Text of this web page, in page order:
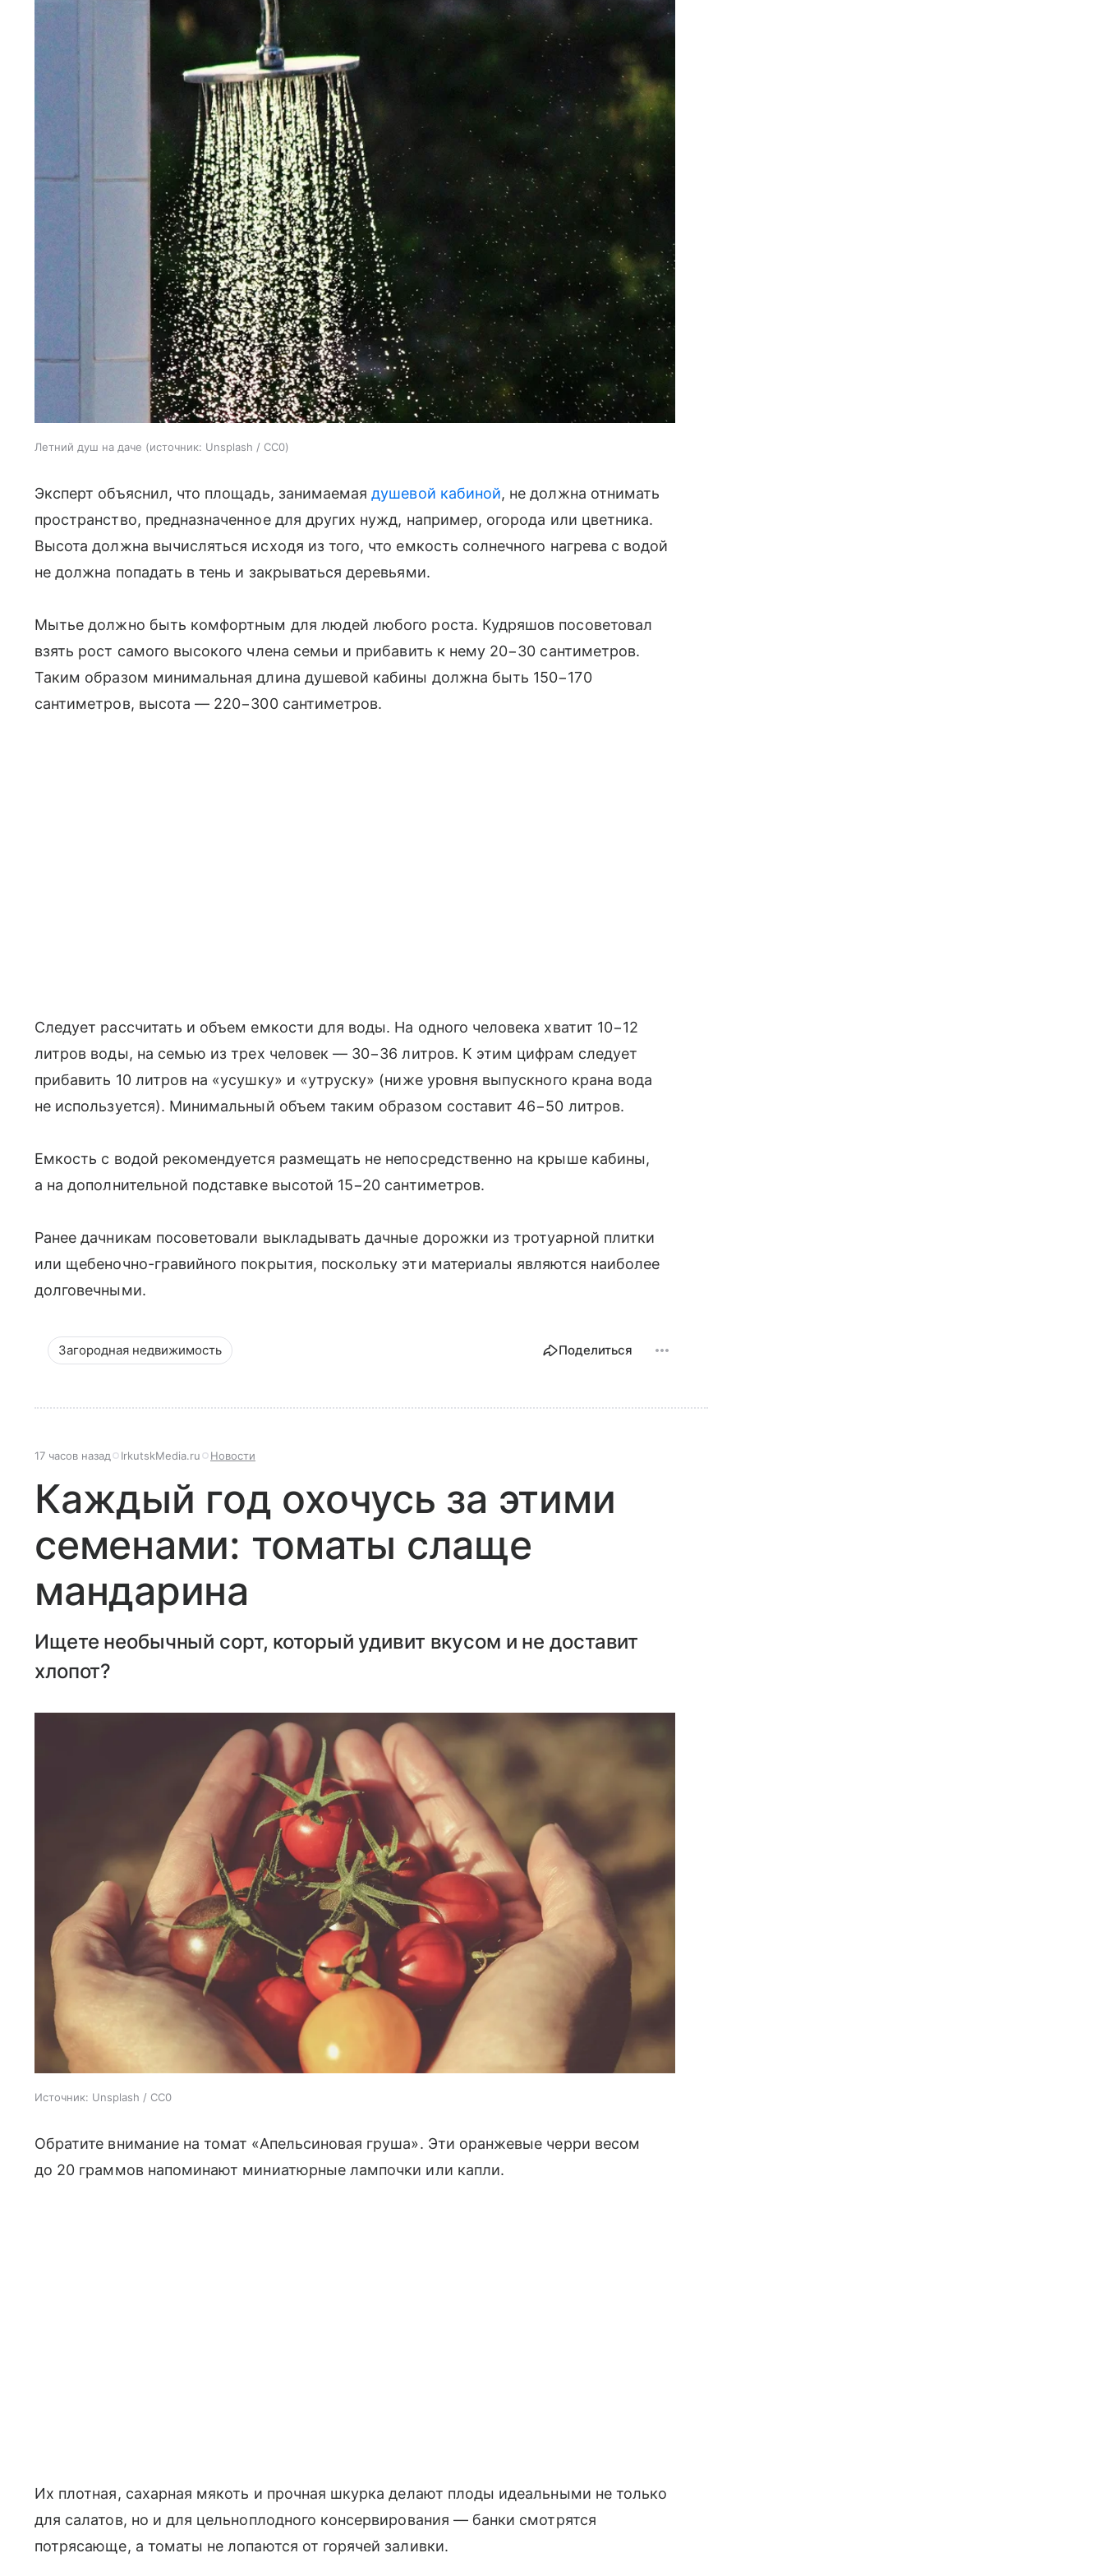
Летний душ на даче источник: Unsplash / CC0
Эксперт объяснил, что площадь, занимаемаядушевой кабиной, не должна отнимать
пространство, предназначенное для других нужд, например, огорода или цветника.
Высота должна вычисляться исходя из того, что емкость солнечного нагрева с водой
не должна попадать в тень и закрываться деревьями.
Мытье должно быть комфортным для людей любого роста. Кудряшов посоветовал
взять рост самого высокого члена семьи и прибавить к нему 20−30 сантиметров.
Таким образом минимальная длина душевой кабины должна быть 150−170
сантиметров, высота — 220−300 сантиметров.
Следует рассчитать и объем емкости для воды. На одного человека хватит 10−12
литров воды, на семью из трех человек — 30−36 литров. К этим цифрам следует
прибавить 10 литров на «усушку» и «утруску» (ниже уровня выпускного крана вода
не используется). Минимальный объем таким образом составит 46−50 литров.
Емкость с водой рекомендуется размещать не непосредственно на крыше кабины,
а на дополнительной подставке высотой 15−20 сантиметров.
Ранее дачникам посоветовали выкладывать дачные дорожки из тротуарной плитки
или щебеночно-гравийного покрытия, поскольку эти материалы являются наиболее
долговечными.
Загородная недвижимость Поделиться
17 часов назад IrkutskMedia.ru Новости
Каждый год охочусь за этими
семенами: томаты слаще
мандарина
Ищете необычный сорт, который удивит вкусом и не доставит
хлопот?
Источник: Unsplash / CC0
Обратите внимание на томат «Апельсиновая груша». Эти оранжевые черри весом
до 20 граммов напоминают миниатюрные лампочки или капли.
Их плотная, сахарная мякоть и прочная шкурка делают плоды идеальными не только
для салатов, но и для цельноплодного консервирования — банки смотрятся
потрясающе, а томаты не лопаются от горячей заливки.